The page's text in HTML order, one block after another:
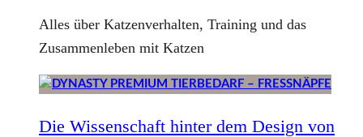
Alles über Katzenverhalten, Training und das
Zusammenleben mit Katzen
Die Wissenschaft hinter dem Design von